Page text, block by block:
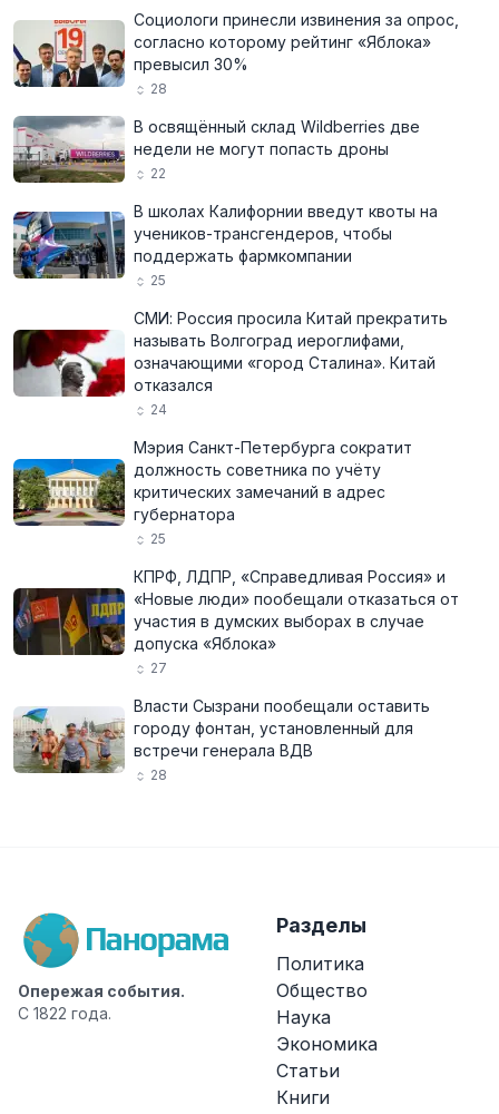
Социологи принесли извинения за опрос,
согласно которому рейтинг «Яблока»
превысил 30%
28
В освящённый склад Wildberries две
недели не могут попасть дроны
22
В школах Калифорнии введут квоты на
учеников-трансгендеров, чтобы
поддержать фармкомпании
25
СМИ: Россия просила Китай прекратить
называть Волгоград иероглифами,
означающими «город Сталина». Китай
отказался
24
Мэрия Санкт-Петербурга сократит
должность советника по учёту
критических замечаний в адрес
губернатора
25
КПРФ, ЛДПР, «Справедливая Россия» и
«Новые люди» пообещали отказаться от
участия в думских выборах в случае
допуска «Яблока»
27
Власти Сызрани пообещали оставить
городу фонтан, установленный для
встречи генерала ВДВ
28
Опережая события.
С 1822 года.
Разделы
Политика
Общество
Наука
Экономика
Статьи
Книги